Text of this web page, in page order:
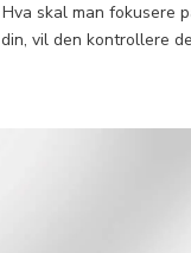
skal man fokusere
vil den kontrollere